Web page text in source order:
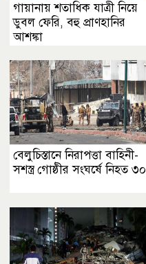
গায়ানায় শতাধিক যাত্রী নিয়ে
ডুবল ফেরি, বহু প্রাণহানির
আশঙ্কা
বেলুচিস্তানে নিরাপত্তা বাহিনী-
সশস্ত্র গোষ্ঠীর সংঘর্ষে নিহত ৩০